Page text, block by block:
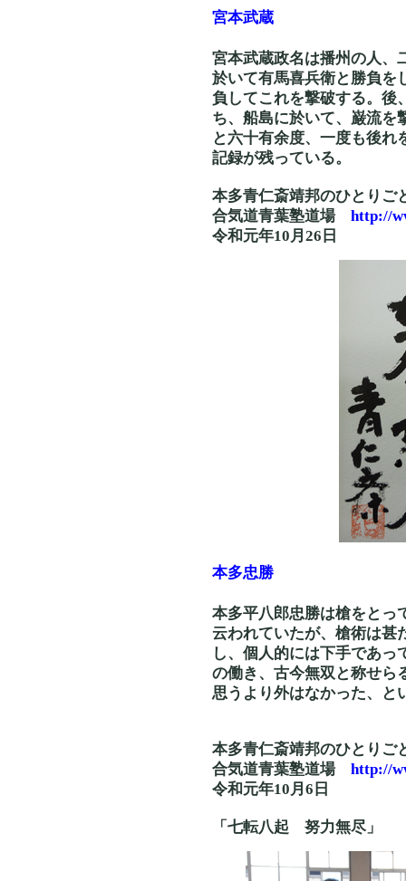
宮本武蔵
宮本武蔵政名は播州の人、
於いて有馬喜兵衛と勝負を
負してこれを撃破する。後
ち、船島に於いて、巌流を
と六十有余度、一度も後れ
記録が残っている。
本多青仁斎靖邦のひとりご
合気道青葉塾道場 http://
令和元年10月26日
本多忠勝
本多平八郎忠勝は槍をとっ
云われていたが、槍術は甚
し、個人的には下手であっ
の働き、古今無双と称せら
思うより外はなかった、と
本多青仁斎靖邦のひとりご
合気道青葉塾道場 http://
令和元年10月6日
「七転八起 努力無尽」